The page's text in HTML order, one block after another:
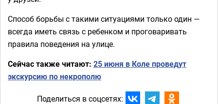
Способ борьбы с такими ситуациями только один —
всегда иметь связь с ребенком и проговаривать
правила поведения на улице.
Сейчас также читают: 25 июня в Коле проведут
экскурсию по некрополю
Поделиться в соцсетях: